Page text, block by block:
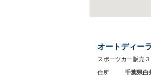
オートディー
スポーツカー販売
住所
千葉県白